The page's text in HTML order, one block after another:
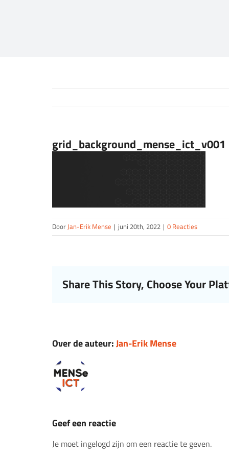
grid_background_mense_ict_v001
DoorJan-Erik Mense | juni 20th, 2022 | 0 Reacties
Share This Story, Choose Your
Over de auteur:Jan-Erik Mense
Geef een reactie
Je moet ingelogd zijn om een reactie te geven.